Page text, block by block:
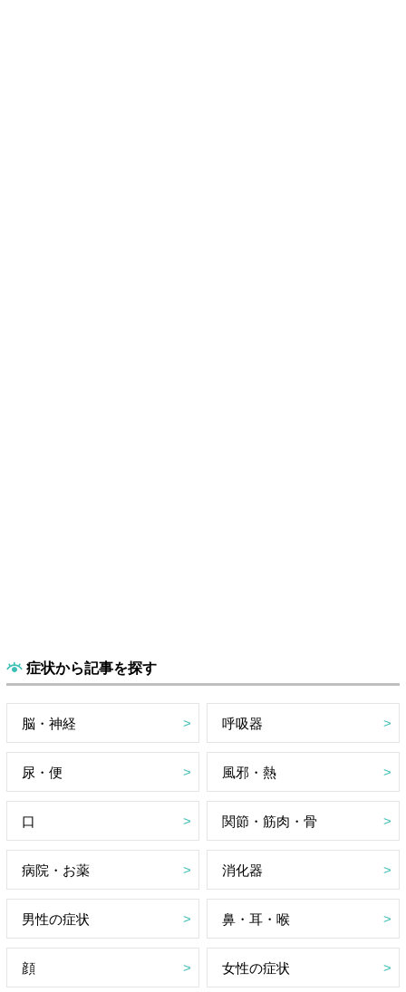
症状から記事を探す
脳・神経 呼吸器
尿・便 風邪・熱
口 関節・筋肉・骨
病院・お薬 消化器
男性の症状 鼻・耳・喉
顔 女性の症状